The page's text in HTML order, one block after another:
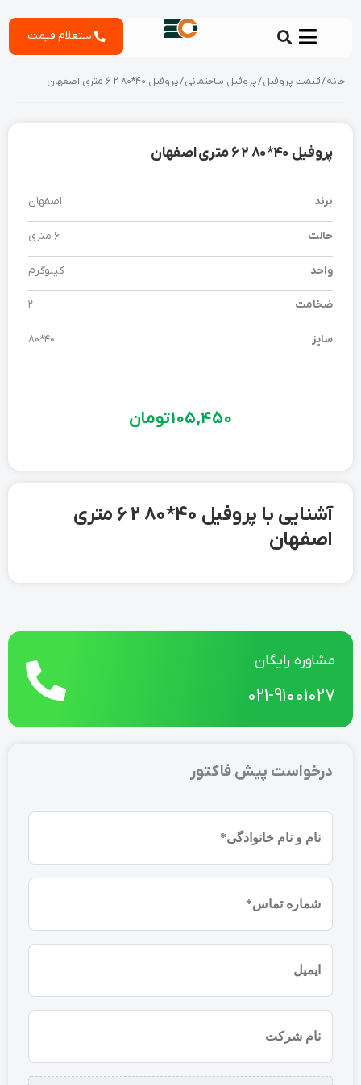
استعلام قیمت
مشاوره رایگان
021-91001027
درخواست پیش فاکتور
نام
(ضروری)
موبایل
(ضروری)
شرکت
خانه/قیمت پروفیل/پروفیل ساختمانی/ پروفیل 40*80 2 6 متری اصفهان
پروفیل 40*80 2 6 متری اصفهان
برند اصفهان
حالت 6 متری
واحد کیلوگرم
ضخامت 2
سایز 40*80
105,450تومان
آشنایی با پروفیل 40*80 2 6 متری
اصفهان